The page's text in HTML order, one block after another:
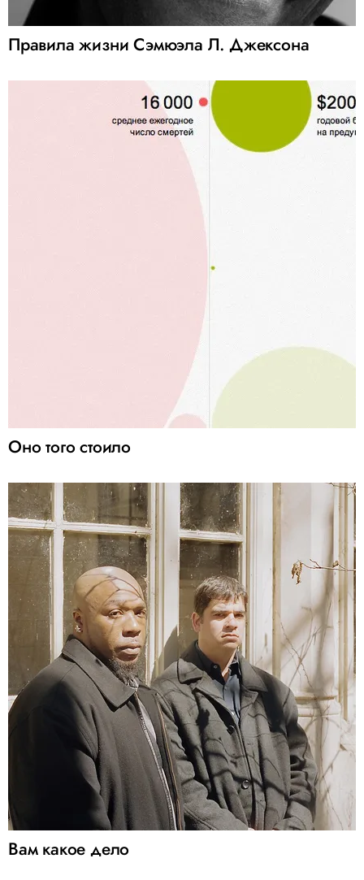
Правила жизни Сэмюэла Л. Джексона
Оно того стоило
Вам какое дело